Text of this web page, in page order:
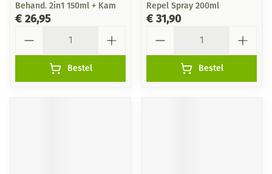
Behand. 2in1 150ml + Kam
€ 26,95
Bestel
Repel Spray 200ml
€ 31,90
Bestel